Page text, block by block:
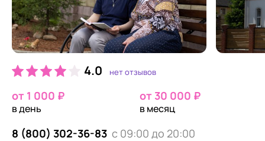
4.0 нет отзывов
от 1 000 ₽
в день
от 30 000 ₽
в месяц
8 (800) 302-36-83 с 09:00 до 20:00